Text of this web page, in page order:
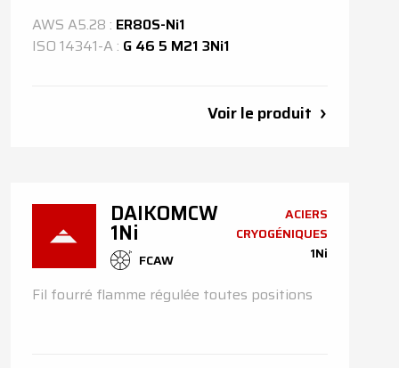
AWS A5.28 : ER80S-Ni1
ISO 14341-A : G 46 5 M21 3Ni1
Voir le produit
DAIKOMCW
1Ni
FCAW
ACIERS
CRYOGÉNIQUES
1Ni
Fil fourré flamme régulée toutes positions